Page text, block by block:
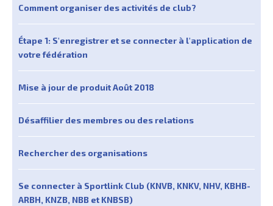
Comment organiser des activités de club?
Étape 1: S'enregistrer et se connecter à l'application de
votre fédération
Mise à jour de produit Août 2018
Désaffilier des membres ou des relations
Rechercher des organisations
Se connecter à Sportlink Club (KNVB, KNKV, NHV, KBHB-
ARBH, KNZB, NBB et KNBSB)